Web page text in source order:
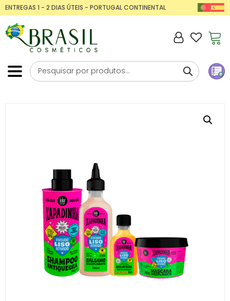
ENTREGAS 1 - 2 DIAS ÚTEIS - PORTUGAL CONTINENTAL